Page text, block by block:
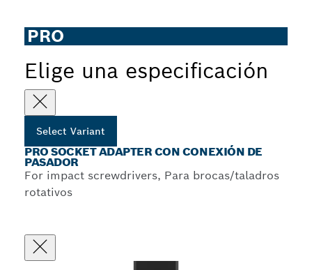
PRO
Elige una especificación
Select Variant
PRO SOCKET ADAPTER CON CONEXIÓN DE
PASADOR
For impact screwdrivers, Para brocas/taladros
rotativos